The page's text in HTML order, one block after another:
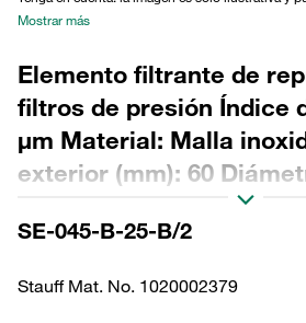
Mostrar más
Elemento filtrante de
filtros de presión Índice
µm Material: Malla
exterior (mm): 60
(mm): 34,2 Longitud
NBR, relación β >2
SE-045-B-25-B/2
Stauff Mat. No. 1020002379